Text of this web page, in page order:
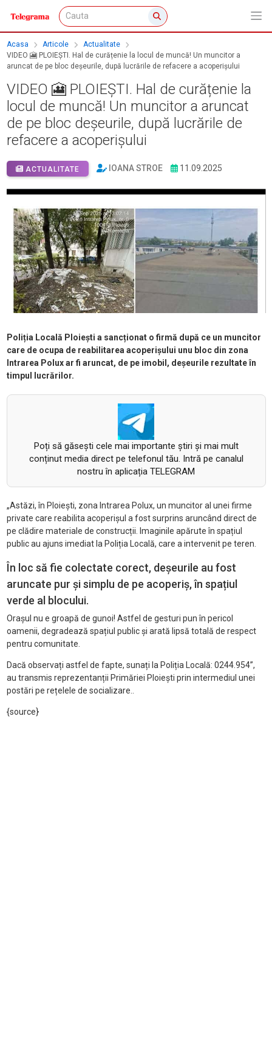
Acasa Articole
Actualitate
VIDEO 🎦 PLOIEȘTI. Hal de curățenie la locul de muncă! Un muncitor a
aruncat de pe bloc deșeurile, după lucrările de refacere a acoperișului
VIDEO 🎦 PLOIEȘTI. Hal de curățenie la
locul de muncă! Un muncitor a aruncat
de pe bloc deșeurile, după lucrările de
refacere a acoperișului
ACTUALITATE IOANA STROE 11.09.2025
Poliția Locală Ploiești a sancționat o firmă după ce un muncitor
care de ocupa de reabilitarea acoperișului unu bloc din zona
Intrarea Polux ar fi aruncat, de pe imobil, deșeurile rezultate în
timpul lucrărilor.
Poți să găsești cele mai importante știri și mai mult
conținut media direct pe telefonul tău. Intră pe canalul
nostru în aplicația TELEGRAM
„Astăzi, în Ploiești, zona Intrarea Polux, un muncitor al unei firme
private care reabilita acoperișul a fost surprins aruncând direct de
pe clădire materiale de construcții. Imaginile apărute în spațiul
public au ajuns imediat la Poliția Locală, care a intervenit pe teren.
În loc să fie colectate corect, deșeurile au fost
aruncate pur și simplu de pe acoperiș, în spațiul
verde al blocului.
Orașul nu e groapă de gunoi! Astfel de gesturi pun în pericol
oamenii, degradează spațiul public și arată lipsă totală de respect
pentru comunitate.
Dacă observați astfel de fapte, sunați la Poliția Locală: 0244.954”,
au transmis reprezentanții Primăriei Ploiești prin intermediul unei
postări pe rețelele de socializare..
{source}